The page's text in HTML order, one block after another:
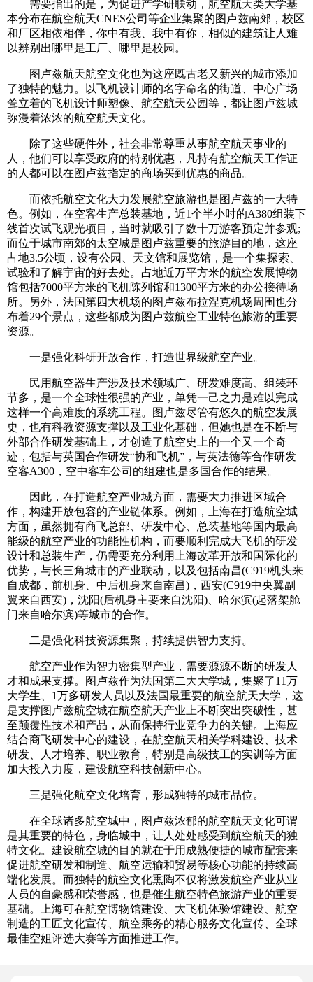
需要指出的是，为促进产学研联动，航空航天类大学基
本分布在航空航天CNES公司等企业集聚的图卢兹南郊，校区
和厂区相依相伴，你中有我、我中有你，相似的建筑让人难
以辨别出哪里是工厂、哪里是校园。
图卢兹航天航空文化也为这座既古老又新兴的城市添加
了独特的魅力。以飞机设计师的名字命名的街道、中心广场
耸立着的飞机设计师塑像、航空航天公园等，都让图卢兹城
弥漫着浓浓的航空航天文化。
除了这些硬件外，社会非常尊重从事航空航天事业的
人，他们可以享受政府的特别优惠，凡持有航空航天工作证
的人都可以在图卢兹指定的商场买到优惠的商品。
而依托航空文化大力发展航空旅游也是图卢兹的一大特
色。例如，在空客生产总装基地，近1个半小时的A380组装下
线首次试飞观光项目，当时就吸引了数十万游客预定并参观;
而位于城市南郊的太空城是图卢兹重要的旅游目的地，这座
占地3.5公顷，设有公园、天文馆和展览馆，是一个集探索、
试验和了解宇宙的好去处。占地近万平方米的航空发展博物
馆包括7000平方米的飞机陈列馆和1300平方米的办公接待场
所。另外，法国第四大机场的图卢兹布拉涅克机场周围也分
布着29个景点，这些都成为图卢兹航空工业特色旅游的重要
资源。
一是强化科研开放合作，打造世界级航空产业。
民用航空器生产涉及技术领域广、研发难度高、组装环
节多，是一个全球性很强的产业，单凭一己之力是难以完成
这样一个高难度的系统工程。图卢兹尽管有悠久的航空发展
史，也有科教资源支撑以及工业化基础，但她也是在不断与
外部合作研发基础上，才创造了航空史上的一个又一个奇
迹，包括与英国合作研发“协和飞机”，与英法德等合作研发
空客A300，空中客车公司的组建也是多国合作的结果。
因此，在打造航空产业城方面，需要大力推进区域合
作，构建开放包容的产业链体系。例如，上海在打造航空城
方面，虽然拥有商飞总部、研发中心、总装基地等国内最高
能级的航空产业的功能性机构，而要顺利完成大飞机的研发
设计和总装生产，仍需要充分利用上海改革开放和国际化的
优势，与长三角城市的产业联动，以及包括南昌(C919机头来
自成都，前机身、中后机身来自南昌)，西安(C919中央翼副
翼来自西安)，沈阳(后机身主要来自沈阳)、哈尔滨(起落架舱
门来自哈尔滨)等城市的合作。
二是强化科技资源集聚，持续提供智力支持。
航空产业作为智力密集型产业，需要源源不断的研发人
才和成果支撑。图卢兹作为法国第二大大学城，集聚了11万
大学生、1万多研发人员以及法国最重要的航空航天大学，这
是支撑图卢兹航空城在航空航天产业上不断突出突破性，甚
至颠覆性技术和产品，从而保持行业竞争力的关键。上海应
结合商飞研发中心的建设，在航空航天相关学科建设、技术
研发、人才培养、职业教育，特别是高级技工的实训等方面
加大投入力度，建设航空科技创新中心。
三是强化航空文化培育，形成独特的城市品位。
在全球诸多航空城中，图卢兹浓郁的航空航天文化可谓
是其重要的特色，身临城中，让人处处感受到航空航天的独
特文化。建设航空城的目的就在于用成熟便捷的城市配套来
促进航空研发和制造、航空运输和贸易等核心功能的持续高
端化发展。而独特的航空文化熏陶不仅将激发航空产业从业
人员的自豪感和荣誉感，也是催生航空特色旅游产业的重要
基础。上海可在航空博物馆建设、大飞机体验馆建设、航空
制造的工匠文化宣传、航空乘务的精心服务文化宣传、全球
最佳空姐评选大赛等方面推进工作。